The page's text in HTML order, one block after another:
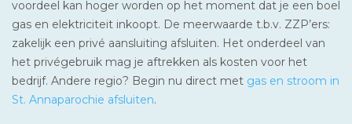
voordeel kan hoger worden op het moment dat je een boel
gas en elektriciteit inkoopt. De meerwaarde t.b.v. ZZP’ers:
zakelijk een privé aansluiting afsluiten. Het onderdeel van
het privégebruik mag je aftrekken als kosten voor het
bedrijf. Andere regio? Begin nu direct met gas en stroom in
St. Annaparochie afsluiten.